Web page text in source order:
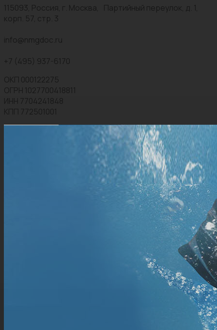
115093, Россия, г. Москва, Партийный переулок, д. 1,
корп. 57, стр. 3
info@nmgdoc.ru
+7 (495) 937-6170
ОКП 000122275
ОГРН 1027700418811